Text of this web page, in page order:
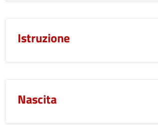
Istruzione
Nascita